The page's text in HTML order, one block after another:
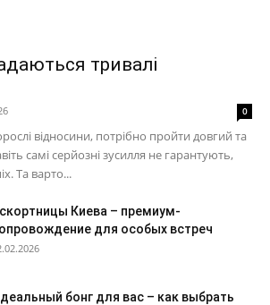
тривалі
0
відносини, потрібно пройти довгий та
самі серйозні зусилля не гарантують,
Та варто...
Киева – премиум-
для особых встреч
бонг для вас – как выбрать